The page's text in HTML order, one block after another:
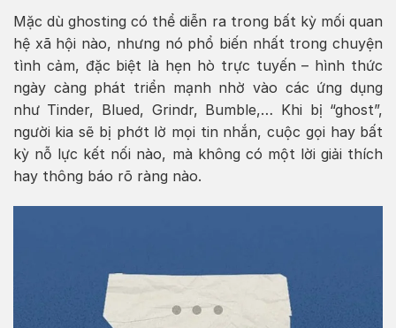
Mặc dù ghosting có thể diễn ra trong bất kỳ mối quan
hệ xã hội nào, nhưng nó phổ biến nhất trong chuyện
tình cảm, đặc biệt là hẹn hò trực tuyến – hình thức
ngày càng phát triển mạnh nhờ vào các ứng dụng
như Tinder, Blued, Grindr, Bumble,… Khi bị “ghost”,
người kia sẽ bị phớt lờ mọi tin nhắn, cuộc gọi hay bất
kỳ nỗ lực kết nối nào, mà không có một lời giải thích
hay thông báo rõ ràng nào.